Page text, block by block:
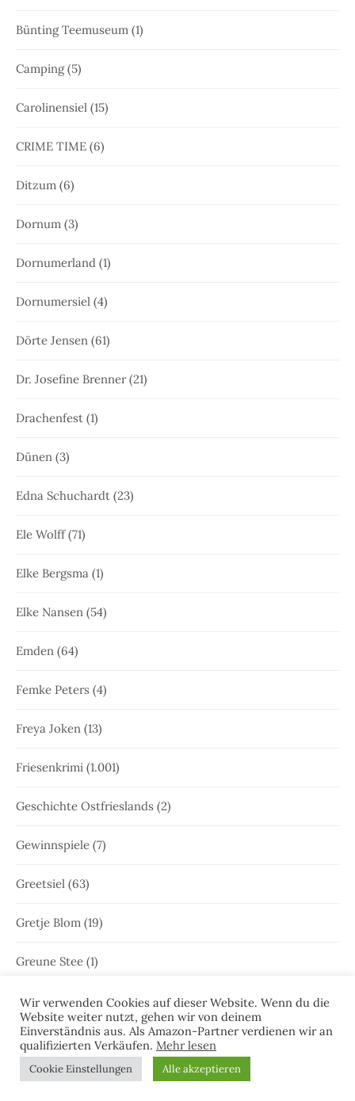
Bünting Teemuseum (1)
Camping(5)
Carolinensiel (15)
CRIME TIME (6)
Ditzum (6)
Dornum (3)
Dornumerland (1)
Dornumersiel (4)
Dörte Jensen (61)
Dr. Josefine Brenner(21)
Drachenfest (1)
Dünen (3)
Edna Schuchardt (23)
Ele Wolff(71)
Elke Bergsma (1)
Elke Nansen (54)
Emden (64)
Femke Peters (4)
Freya Joken (13)
Friesenkrimi (1.001)
Geschichte Ostfrieslands (2)
Gewinnspiele (7)
Greetsiel (63)
Gretje Blom (19)
Greune Stee (1)
Großfehn(1)
Gulfhaus(1)
Hammrich(1)
Wir verwenden Cookies auf dieser Website. Wenn du die
Website weiter nutzt, gehen wir von deinem
Einverständnis aus. Als Amazon-Partner verdienen wir an
qualifizierten Verkäufen. Mehr lesen
Cookie Einstellungen Alle akzeptieren